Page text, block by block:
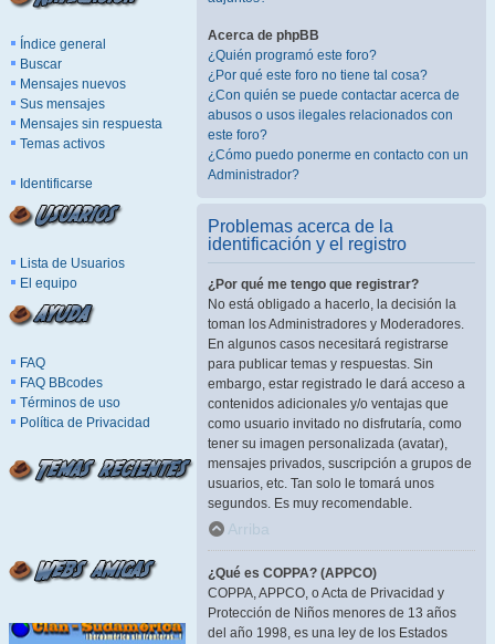
Índice general
Buscar
Mensajes nuevos
Sus mensajes
Mensajes sin respuesta
Temas activos
Identificarse
Lista de Usuarios
El equipo
FAQ
FAQ BBcodes
Términos de uso
Política de Privacidad
Acerca de phpBB
¿Quién programó este foro?
¿Por qué este foro no tiene tal cosa?
¿Con quién se puede contactar acerca de
abusos o usos ilegales relacionados con
este foro?
¿Cómo puedo ponerme en contacto con un
Administrador?
Problemas acerca de la
identificación y el registro
¿Por qué me tengo que registrar?
No está obligado a hacerlo, la decisión la
toman los Administradores y Moderadores.
En algunos casos necesitará registrarse
para publicar temas y respuestas. Sin
embargo, estar registrado le dará acceso a
contenidos adicionales y/o ventajas que
como usuario invitado no disfrutaría, como
tener su imagen personalizada (avatar),
mensajes privados, suscripción a grupos de
usuarios, etc. Tan solo le tomará unos
segundos. Es muy recomendable.
Arriba
¿Qué es COPPA? (APPCO)
COPPA, APPCO, o Acta de Privacidad y
Protección de Niños menores de 13 años
del año 1998, es una ley de los Estados